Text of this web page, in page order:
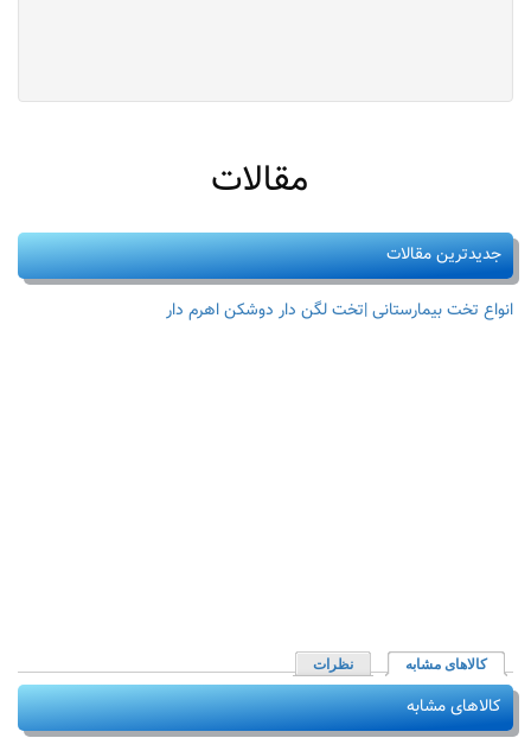
مقالات
جدیدترین مقالات
انواع تخت بیمارستانی |تخت لگن دار دوشکن اهرم دار
کالاهای مشابه (لبه فعال)نظرات
کالاهای مشابه